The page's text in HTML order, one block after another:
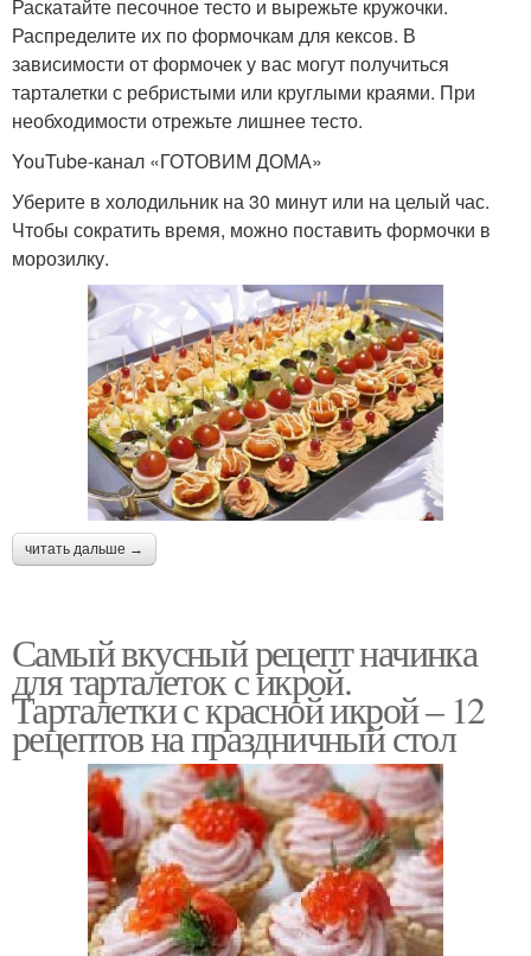
Раскатайте песочное тесто и вырежьте кружочки.
Распределите их по формочкам для кексов. В
зависимости от формочек у вас могут получиться
тарталетки с ребристыми или круглыми краями. При
необходимости отрежьте лишнее тесто.
YouTube‑канал «ГОТОВИМ ДОМА»
Уберите в холодильник на 30 минут или на целый час.
Чтобы сократить время, можно поставить формочки в
морозилку.
читать дальше →
Самый вкусный рецепт начинка
для тарталеток с икрой.
Тарталетки с красной икрой – 12
рецептов на праздничный стол